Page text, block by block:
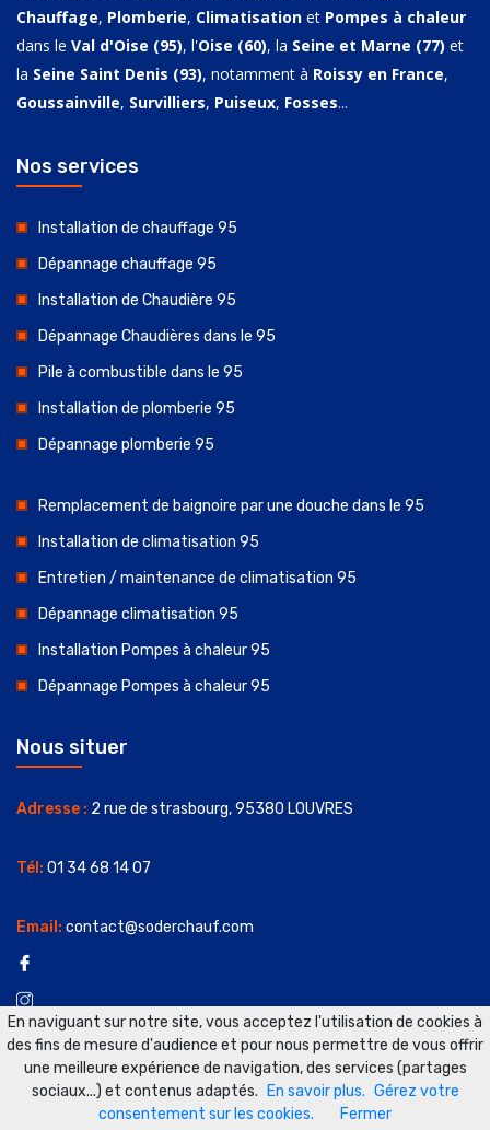
Chauffage, Plomberie, Climatisation et Pompes à chaleur
dans le Val d'Oise (95), l'Oise (60), la Seine et Marne (77) et
la Seine Saint Denis (93), notamment à Roissy en France,
Goussainville, Survilliers, Puiseux, Fosses...
Nos services
Installation de chauffage 95
Dépannage chauffage 95
Installation de Chaudière 95
Dépannage Chaudières dans le 95
Pile à combustible dans le 95
Installation de plomberie 95
Dépannage plomberie 95
Remplacement de baignoire par une douche dans le 95
Installation de climatisation 95
Entretien / maintenance de climatisation 95
Dépannage climatisation 95
Installation Pompes à chaleur 95
Dépannage Pompes à chaleur 95
Nous situer
Adresse : 2 rue de strasbourg, 95380 LOUVRES
Tél: 01 34 68 14 07
Email: contact@soderchauf.com
En naviguant sur notre site, vous acceptez l'utilisation de cookies à
des fins de mesure d'audience et pour nous permettre de vous offrir
une meilleure expérience de navigation, des services (partages
sociaux...) et contenus adaptés.
En savoir plus. Gérez votre
consentement sur les cookies.
Fermer